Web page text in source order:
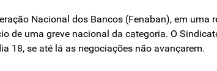
Nacional dos Bancos (Fenaban), em uma
de uma greve nacional da categoria. O
18, se até lá as negociações não avançarem.